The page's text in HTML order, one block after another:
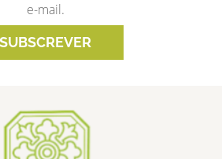
e-mail.
SUBSCREVER